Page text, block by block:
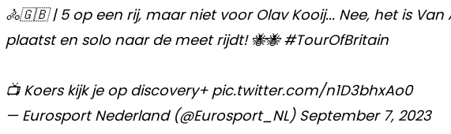
🚴🇬🇧 | 5 op een rij, maar niet voor Olav Kooij... Nee, het is
plaatst en solo naar de meet rijdt! 🐝🐝#TourOfBritain
📺 Koers kijk je op discovery+ pic.twitter.com/n1D3bhxAo0
— Eurosport Nederland (@Eurosport_NL) September 7, 2023